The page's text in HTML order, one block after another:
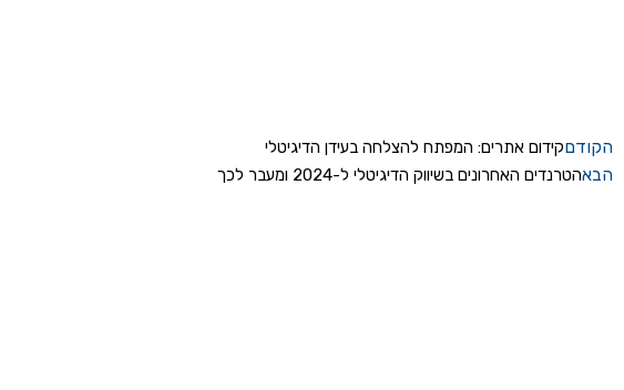
הקודםקידום אתרים: המפתח להצלחה בעידן הדיגיטלי
הבאהטרנדים האחרונים בשיווק הדיגיטלי ל-2024 ומעבר לכך